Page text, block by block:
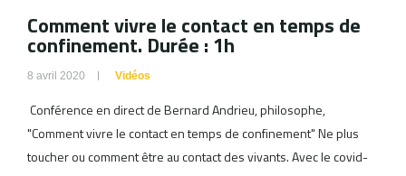
Comment vivre le contact en temps de
confinement. Durée : 1h
8 avril 2020 Vidéos
Conférence en direct de Bernard Andrieu, philosophe,
"Comment vivre le contact en temps de confinement" Ne plus
toucher ou comment être au contact des vivants. Avec le covid-